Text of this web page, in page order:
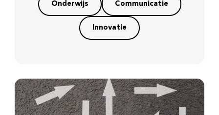
Onderwijs Communicatie
Innovatie